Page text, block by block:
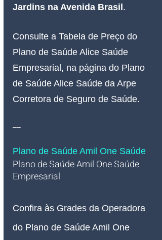
Jardins na Avenida Brasil.
Consulte a Tabela de Preço do
Plano de Saúde Alice Saúde
Empresarial, na página do Plano
de Saúde Alice Saúde da Arpe
Corretora de Seguro de Saúde.
__
Plano de Saúde Amil One Saúde
Plano de Saúde Amil One Saúde
Empresarial
Confira às Grades da Operadora
do Plano de Saúde Amil One